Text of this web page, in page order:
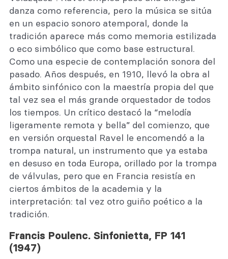
danza como referencia, pero la música se sitúa
en un espacio sonoro atemporal, donde la
tradición aparece más como memoria estilizada
o eco simbólico que como base estructural.
Como una especie de contemplación sonora del
pasado. Años después, en 1910, llevó la obra al
ámbito sinfónico con la maestría propia del que
tal vez sea el más grande orquestador de todos
los tiempos. Un crítico destacó la “melodía
ligeramente remota y bella” del comienzo, que
en versión orquestal Ravel le encomendó a la
trompa natural, un instrumento que ya estaba
en desuso en toda Europa, orillado por la trompa
de válvulas, pero que en Francia resistía en
ciertos ámbitos de la academia y la
interpretación: tal vez otro guiño poético a la
tradición.
Francis Poulenc. Sinfonietta, FP 141
(1947)